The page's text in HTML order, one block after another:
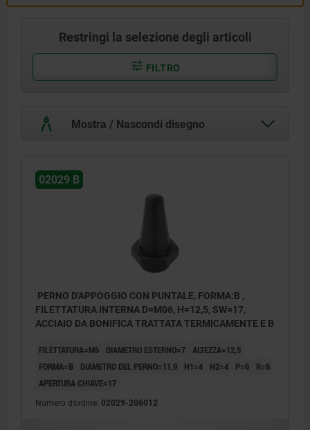
Restringi la selezione degli articoli
FILTRO
Mostra / Nascondi disegno
02029 B
PERNO D'APPOGGIO CON PUNTALE, FORMA:B ,
FILETTATURA INTERNA D=M06, H=12,5, SW=17,
ACCIAIO DA BONIFICA TRATTATA TERMICAMENTE E B
FILETTATURA=M6 DIAMETRO ESTERNO=7 ALTEZZA=12,5
FORMA=B
DIAMETRO DEL PERNO=11,9 H1=4 H2=4 P=6
R=6
APERTURA CHIAVE=17
Numero d’ordine: 02029-206012